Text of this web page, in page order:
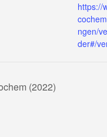
https://
ngen/
der#/
(2022)